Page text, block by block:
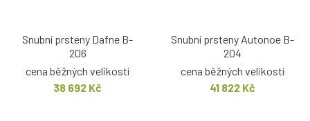
Snubní prsteny Dafne B-
206
cena běžných velikostí
38 692 Kč
Snubní prsteny Autonoe B-
204
cena běžných velikostí
41 822 Kč